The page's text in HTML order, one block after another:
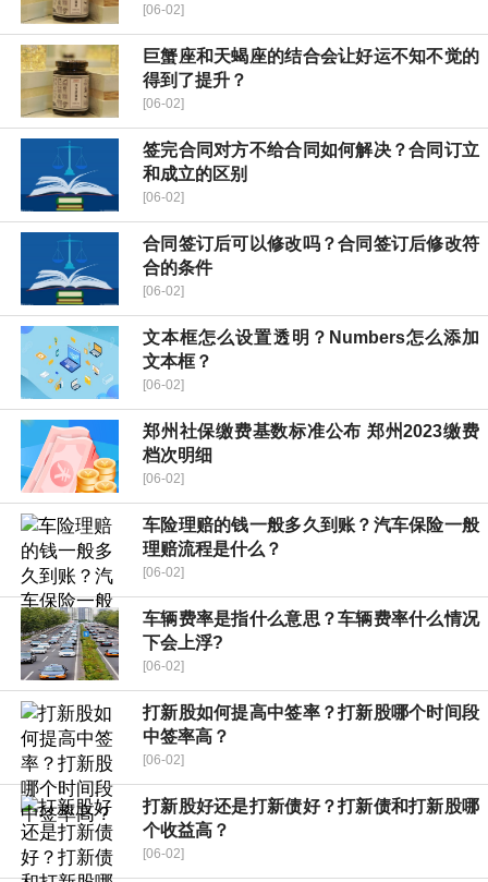
[06-02]
巨蟹座和天蝎座的结合会让好运不知不觉的
得到了提升？
[06-02]
签完合同对方不给合同如何解决？合同订立
和成立的区别
[06-02]
合同签订后可以修改吗？合同签订后修改符
合的条件
[06-02]
文本框怎么设置透明？Numbers怎么添加
文本框？
[06-02]
郑州社保缴费基数标准公布 郑州2023缴费
档次明细
[06-02]
车险理赔的钱一般多久到账？汽车保险一般
理赔流程是什么？
[06-02]
车辆费率是指什么意思？车辆费率什么情况
下会上浮?
[06-02]
打新股如何提高中签率？打新股哪个时间段
中签率高？
[06-02]
打新股好还是打新债好？打新债和打新股哪
个收益高？
[06-02]